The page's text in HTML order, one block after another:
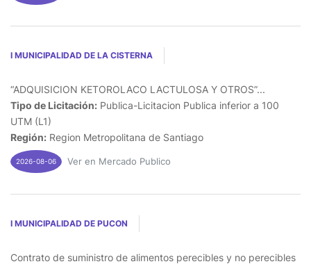
I MUNICIPALIDAD DE LA CISTERNA
“ADQUISICION KETOROLACO LACTULOSA Y OTROS”...
Tipo de Licitación: Publica-Licitacion Publica inferior a 100
UTM (L1)
Región: Region Metropolitana de Santiago
2026-08-06 Ver en Mercado Publico
I MUNICIPALIDAD DE PUCON
Contrato de suministro de alimentos perecibles y no perecibles